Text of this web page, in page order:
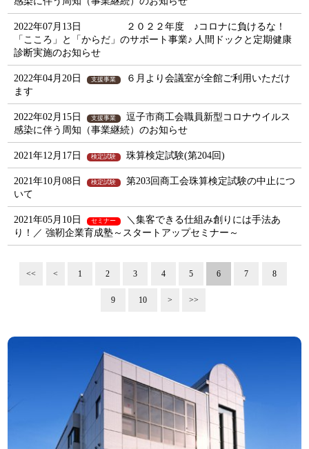
2022年07月13日
２０２２年度 ♪コロナに負けるな！
「こころ」と「からだ」のサポート事業♪ 人間ドックと定期健康
診断実施のお知らせ
2022年04月20日 支援事業
６月より会議室が全館ご利用いただけ
ます
2022年02月15日 支援事業
逗子市商工会職員新型コロナウイルス
感染に伴う周知（事業継続）のお知らせ
2021年12月17日 検定試験 珠算検定試験(第204回)
2021年10月08日 検定試験
第203回商工会珠算検定試験の中止につ
いて
2021年05月10日 セミナー
＼集客できる仕組み創りには手法あ
り！／ 強靭企業育成塾～スタートアップセミナー～
<< < 1 2 3 4 5 6 7 8
9 10 > >>